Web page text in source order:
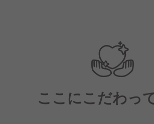
経験層でいうとラーメン業態やチェ
そのほか飲食完全未経験として、ア
業界出身の方が多いのも特徴の一つ
また、キャスト(店舗で勤務する社員
アルバイトさんを含めてお話しする
ここにこだわっ